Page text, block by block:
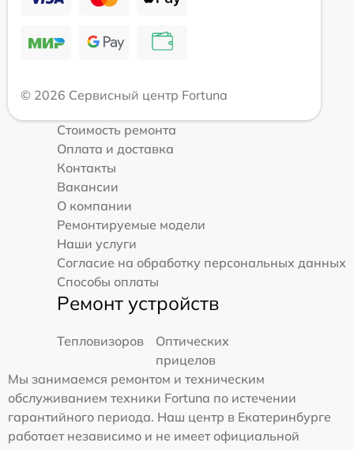
© 2026 Сервисный центр Fortuna
Стоимость ремонта
Оплата и доставка
Контакты
Вакансии
О компании
Ремонтируемые модели
Наши услуги
Согласие на обработку персональных данных
Способы оплаты
Ремонт устройств
Тепловизоров
Оптических
прицелов
Мы занимаемся ремонтом и техническим
обслуживанием техники Fortuna по истечении
гарантийного периода. Наш центр в Екатеринбурге
работает независимо и не имеет официальной